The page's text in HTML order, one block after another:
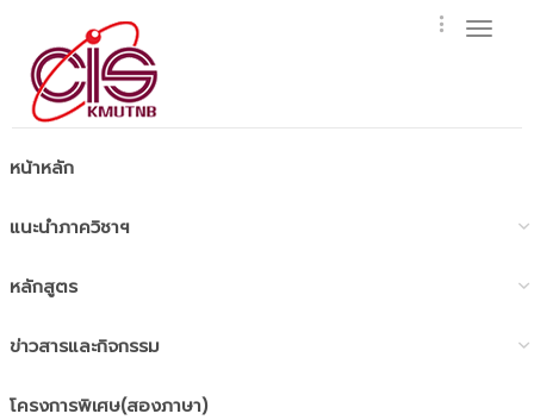
หน้าหลัก
แนะนำภาควิชาฯ
หลักสูตร
ข่าวสารและกิจกรรม
โครงการพิเศษ(สองภาษา)